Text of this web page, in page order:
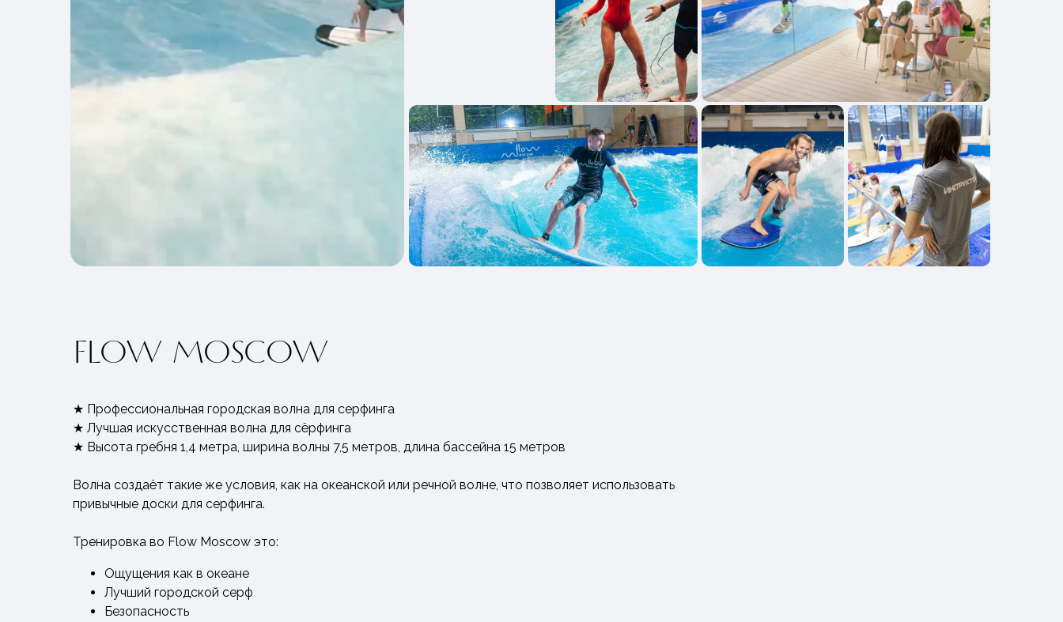
FLOW MOSCOW
★ Профессиональная городская волна для серфинга
★ Лучшая искусственная волна для сёрфинга
★ Высота гребня 1,4 метра, ширина волны 7,5 метров, длина бассейна 15 метров
Волна создаёт такие же условия, как на океанской или речной волне, что позволяет использовать
привычные доски для серфинга.
Тренировка во Flow Moscow это:
Ощущения как в океане
Лучший городской серф
Безопасность